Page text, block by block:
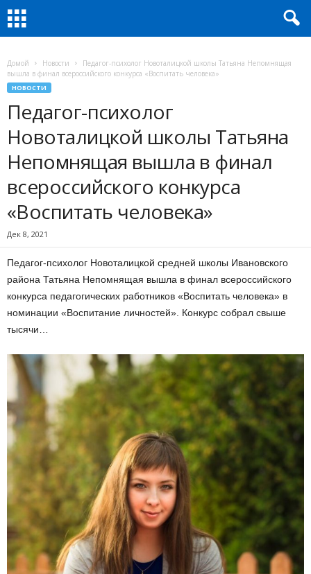
Домой Новости
Педагог-психолог Новоталицкой школы Татьяна Непомнящая
вышла в финал всероссийского конкурса «Воспитать человека»
НОВОСТИ
Педагог-психолог
Новоталицкой школы Татьяна
Непомнящая вышла в финал
всероссийского конкурса
«Воспитать человека»
Дек 8, 2021
Педагог-психолог Новоталицкой средней школы Ивановского
района Татьяна Непомнящая вышла в финал всероссийского
конкурса педагогических работников «Воспитать человека» в
номинации «Воспитание личностей». Конкурс собрал свыше
тысячи…